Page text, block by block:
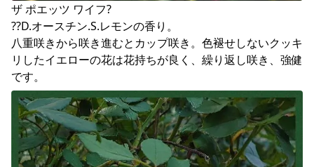
ザ ポエッツ ワイフ?
??D.オースチン.S.レモンの香り。
八重咲きから咲き進むとカップ咲き。色褪せしないクッキ
リしたイエローの花は花持ちが良く、繰り返し咲き、強健
です。